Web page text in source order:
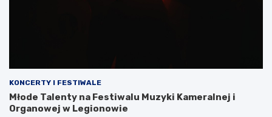
KONCERTY I FESTIWALE
Młode Talenty na Festiwalu Muzyki Kameralnej i
Organowej w Legionowie